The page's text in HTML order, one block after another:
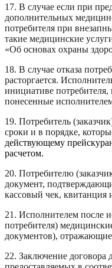
17. В случае если при
дополнительных
потребителя при
такие медицинские
«Об основах охраны
18. В случае отказа
расторгается.
инициативе потребителя,
понесенные
19. Потребитель
сроки и в порядке,
действующему
расчетом.
20. Потребителю
документ,
кассовый чек, квитанция
21. Исполнителем после
потребителя)
документов), отражающие
22. Заключение договора